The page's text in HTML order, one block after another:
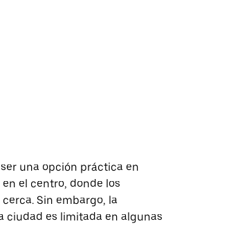
una opción práctica en
el centro, donde los
Sin embargo, la
ciudad es limitada en algunas